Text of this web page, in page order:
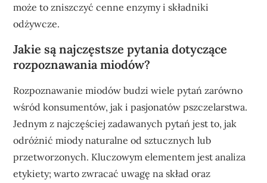
może to zniszczyć cenne enzymy i składniki
odżywcze.
Jakie są najczęstsze pytania dotyczące
rozpoznawania miodów?
Rozpoznawanie miodów budzi wiele pytań zarówno
wśród konsumentów, jak i pasjonatów pszczelarstwa.
Jednym z najczęściej zadawanych pytań jest to, jak
odróżnić miody naturalne od sztucznych lub
przetworzonych. Kluczowym elementem jest analiza
etykiety; warto zwracać uwagę na skład oraz